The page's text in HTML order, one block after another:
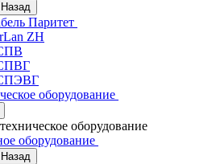
Назад
Паритет
ZH
оборудование
оборудование
оборудование
Назад